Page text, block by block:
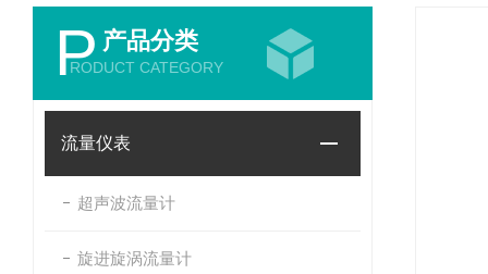
P 产品分类
RODUCT CATEGORY
流量仪表
超声波流量计
旋进旋涡流量计